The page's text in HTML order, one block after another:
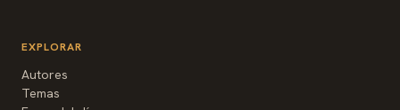
EXPLORAR
Autores
Temas